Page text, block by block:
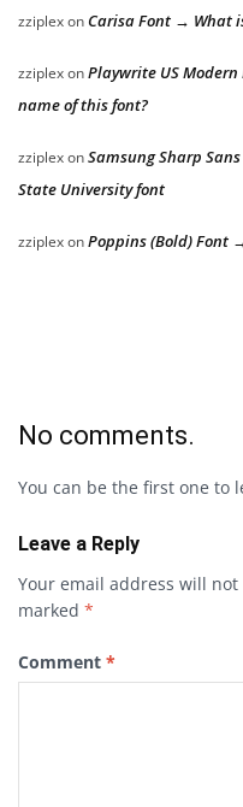
zziplexon Carisa Font → What
zziplexonPlaywrite US
name of this font?
zziplexonSamsung Sharp
State University font
zziplexonPoppins (Bold) Font
No comments.
You can be the first one to
Leave a Reply
Your email address will
marked *
Comment *